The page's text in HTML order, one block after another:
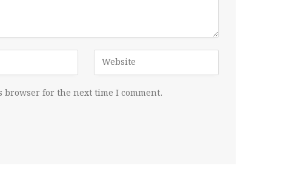
browser for the next time I comment.